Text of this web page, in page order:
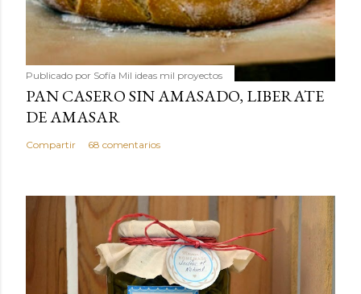
Publicado por Sofía Mil ideas mil proyectos
PAN CASERO SIN AMASADO, LIBERATE
DE AMASAR
Compartir 68 comentarios